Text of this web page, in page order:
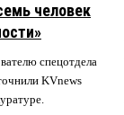
человек
спецотдела
KVnews